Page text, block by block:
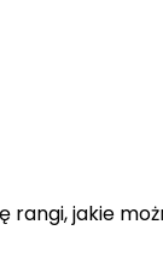
rangi, jakie